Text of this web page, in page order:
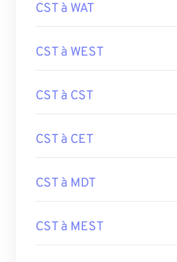
CST à WAT
CST à WEST
CST à CST
CST à CET
CST à MDT
CST à MEST